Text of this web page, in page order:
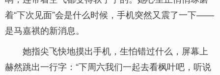
着“下次见面”会是什么时候，手机突然又震了一下——
是马嘉祺的新消息。
她指尖飞快地摸出手机，生怕错过什么，屏幕上
赫然跳出一行字：“下周六我们一起去看枫叶吧，听说